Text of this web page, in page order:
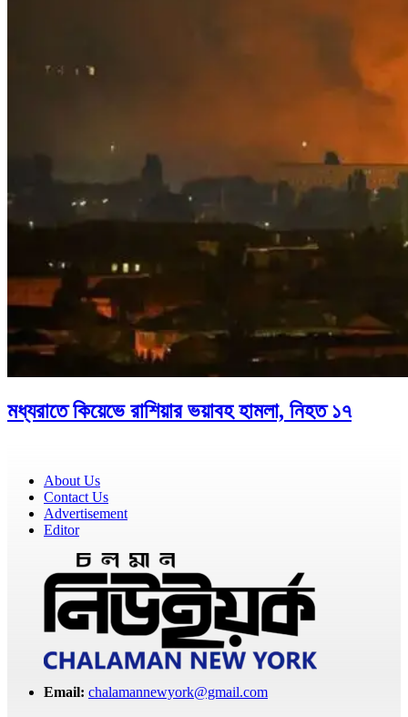
মধ্যরাতে কিয়েভে রাশিয়ার ভয়াবহ হামলা, নিহত ১৭
About Us
Contact Us
Advertisement
Editor
Email: chalamannewyork@gmail.com